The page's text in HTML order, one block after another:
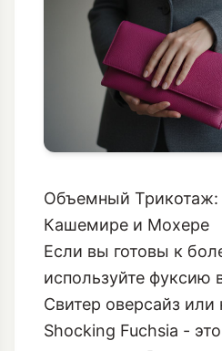
остроту.
Объемный
Кашемире и Мохере
Если вы готовы к